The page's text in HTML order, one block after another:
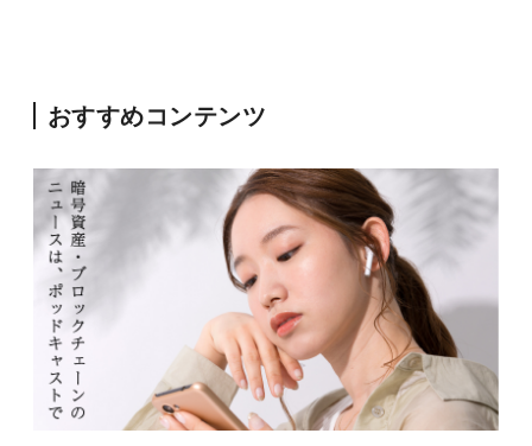
おすすめコンテンツ